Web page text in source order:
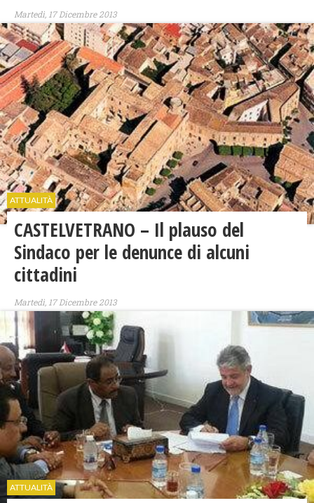
Martedì, 17 Dicembre 2013
ATTUALITÀ
CASTELVETRANO – Il plauso del
Sindaco per le denunce di alcuni
cittadini
Martedì, 17 Dicembre 2013
ATTUALITÀ